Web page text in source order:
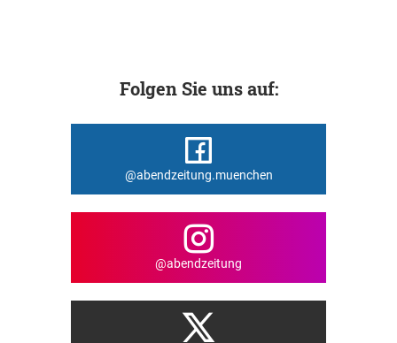
Folgen Sie uns auf:
@abendzeitung.muenchen
@abendzeitung